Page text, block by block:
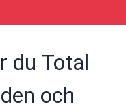
du Total
och